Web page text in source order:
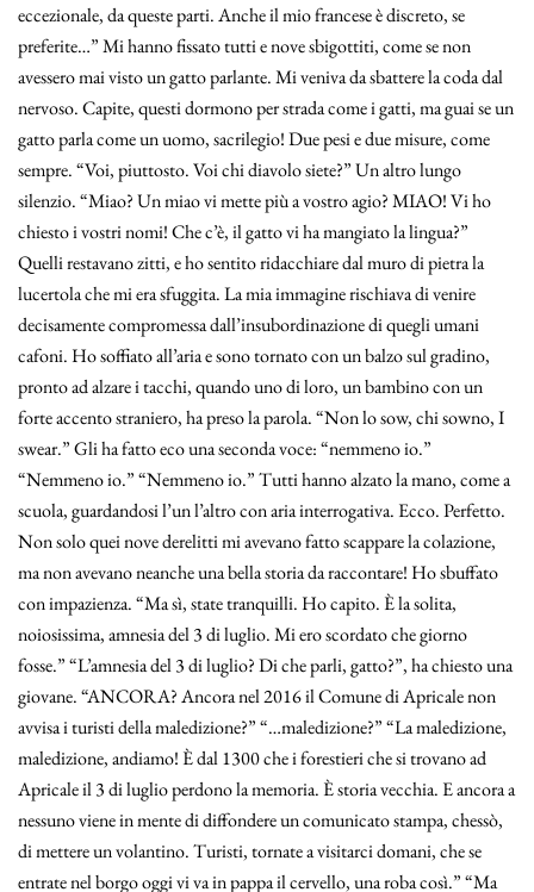
eccezionale, da queste parti. Anche il mio francese è discreto, se
preferite…” Mi hanno fissato tutti e nove sbigottiti, come se non
avessero mai visto un gatto parlante. Mi veniva da sbattere la coda dal
nervoso. Capite, questi dormono per strada come i gatti, ma guai se un
gatto parla come un uomo, sacrilegio! Due pesi e due misure, come
sempre. “Voi, piuttosto. Voi chi diavolo siete?” Un altro lungo
silenzio. “Miao? Un miao vi mette più a vostro agio? MIAO! Vi ho
chiesto i vostri nomi! Che c’è, il gatto vi ha mangiato la lingua?”
Quelli restavano zitti, e ho sentito ridacchiare dal muro di pietra la
lucertola che mi era sfuggita. La mia immagine rischiava di venire
decisamente compromessa dall’insubordinazione di quegli umani
cafoni. Ho soffiato all’aria e sono tornato con un balzo sul gradino,
pronto ad alzare i tacchi, quando uno di loro, un bambino con un
forte accento straniero, ha preso la parola. “Non lo sow, chi sowno, I
swear.” Gli ha fatto eco una seconda voce: “nemmeno io.”
“Nemmeno io.” “Nemmeno io.” Tutti hanno alzato la mano, come a
scuola, guardandosi l’un l’altro con aria interrogativa. Ecco. Perfetto.
Non solo quei nove derelitti mi avevano fatto scappare la colazione,
ma non avevano neanche una bella storia da raccontare! Ho sbuffato
con impazienza. “Ma sì, state tranquilli. Ho capito. È la solita,
noiosissima, amnesia del 3 di luglio. Mi ero scordato che giorno
fosse.” “L’amnesia del 3 di luglio? Di che parli, gatto?”, ha chiesto una
giovane. “ANCORA? Ancora nel 2016 il Comune di Apricale non
avvisa i turisti della maledizione?” “…maledizione?” “La maledizione,
maledizione, andiamo! È dal 1300 che i forestieri che si trovano ad
Apricale il 3 di luglio perdono la memoria. È storia vecchia. E ancora a
nessuno viene in mente di diffondere un comunicato stampa, chessò,
di mettere un volantino. Turisti, tornate a visitarci domani, che se
entrate nel borgo oggi vi va in pappa il cervello, una roba così.” “Ma